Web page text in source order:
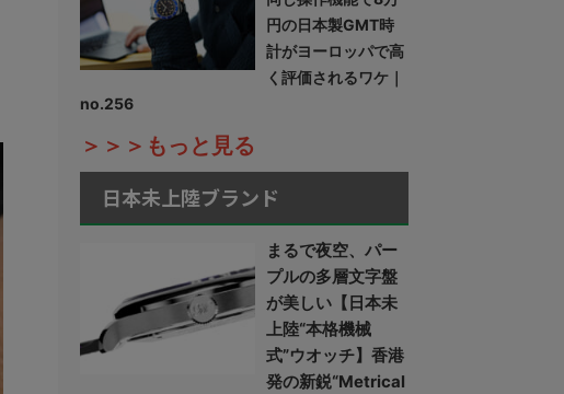
円の日本製GMT時
計がヨーロッパで高
く評価されるワケ｜
no.256
＞＞＞もっと見る
日本未上陸ブランド
まるで夜空、パー
プルの多層文字盤
が美しい【日本未
上陸“本格機械
式”ウオッチ】香港
発の新鋭“Metrical